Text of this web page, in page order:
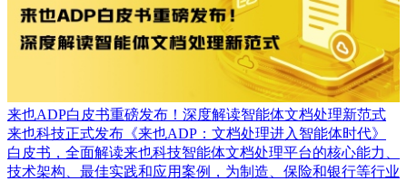
来也ADP白皮书重磅发布！深度解读智能体文档处理新范式
来也科技正式发布《来也ADP：文档处理进入智能体时代》
白皮书，全面解读来也科技智能体文档处理平台的核心能力、
技术架构、最佳实践和应用案例，为制造、保险和银行等行业